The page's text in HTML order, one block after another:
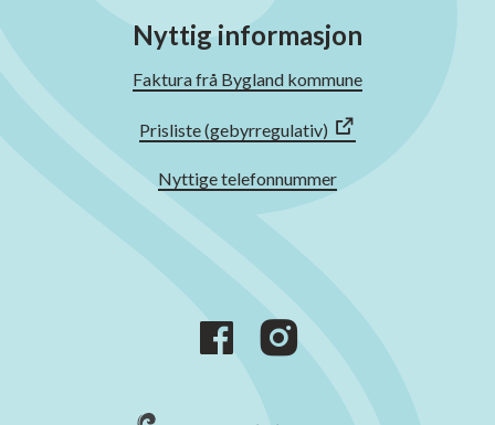
Nyttig informasjon
Faktura frå Bygland kommune
Prisliste (gebyrregulativ)
Nyttige telefonnummer